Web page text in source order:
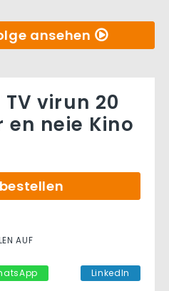
ansehen
TV virun 20
en neie Kino
AUF
LinkedIn